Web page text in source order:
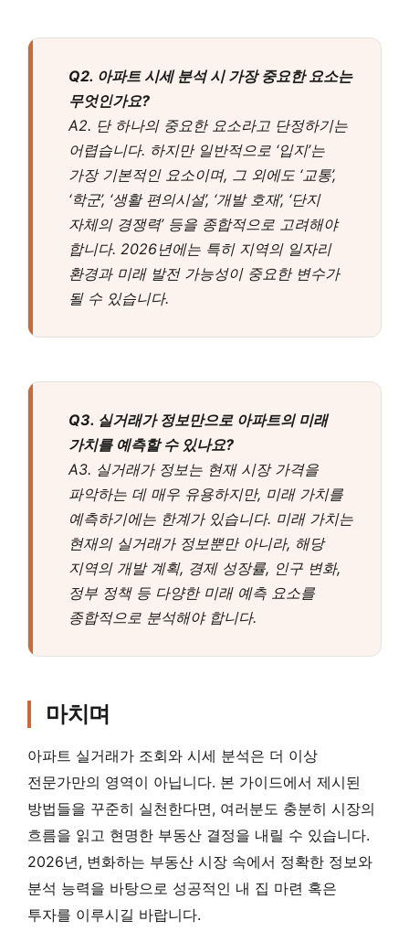
Q2. 아파트 시세 분석 시 가장 중요한 요소는
무엇인가요?
A2. 단 하나의 중요한 요소라고 단정하기는
어렵습니다. 하지만 일반적으로 ‘입지’는
가장 기본적인 요소이며, 그 외에도 ‘교통’,
‘학군’, ‘생활 편의시설’, ‘개발 호재’, ‘단지
자체의 경쟁력’ 등을 종합적으로 고려해야
합니다. 2026년에는 특히 지역의 일자리
환경과 미래 발전 가능성이 중요한 변수가
될 수 있습니다.
Q3. 실거래가 정보만으로 아파트의 미래
가치를 예측할 수 있나요?
A3. 실거래가 정보는 현재 시장 가격을
파악하는 데 매우 유용하지만, 미래 가치를
예측하기에는 한계가 있습니다. 미래 가치는
현재의 실거래가 정보뿐만 아니라, 해당
지역의 개발 계획, 경제 성장률, 인구 변화,
정부 정책 등 다양한 미래 예측 요소를
종합적으로 분석해야 합니다.
마치며
아파트 실거래가 조회와 시세 분석은 더 이상
전문가만의 영역이 아닙니다. 본 가이드에서 제시된
방법들을 꾸준히 실천한다면, 여러분도 충분히 시장의
흐름을 읽고 현명한 부동산 결정을 내릴 수 있습니다.
2026년, 변화하는 부동산 시장 속에서 정확한 정보와
분석 능력을 바탕으로 성공적인 내 집 마련 혹은
투자를 이루시길 바랍니다.